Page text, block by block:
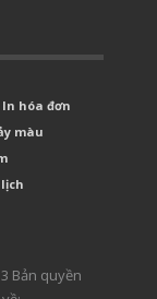
In hóa đơn
màu
Bản quyền